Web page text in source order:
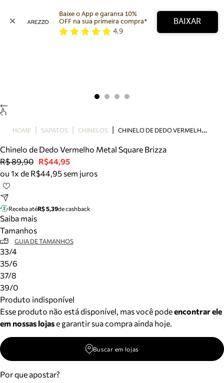
Bolsa
Tamanco
Tênis
Mule
Tire dúvidas sobre pedidos, devoluções e mais.
Meus pedidos
Acompanhe seus pedidos e solicite devoluções.
Baixe o App e garanta 10%
OFF na sua primeira compra*
4,9
BAIXAR
HOME SAPATOS CHINELOS C
HINELO DE DEDO VERMELHO METAL SQUARE BRIZZA
Chinelo de Dedo Vermelho Metal Square Brizza
R$ 89,90 R$44,95
ou 1x de R$44,95 sem juros
Receba atéR$ 5,39de cashback
Saiba mais
Tamanhos
GUIA DE TAMANHOS
33/4
35/6
37/8
39/0
Produto indisponível
Esse produto não está disponível, mas você podeencontrar ele
em nossas lojase garantir sua compra ainda hoje.
Buscar em lojas
Por que apostar?